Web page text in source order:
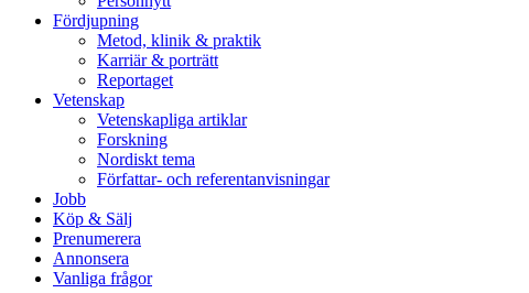
Fördjupning
Metod, klinik & praktik
Karriär & porträtt
Reportaget
Vetenskap
Vetenskapliga artiklar
Forskning
Nordiskt tema
Författar- och referentanvisningar
Jobb
Köp & Sälj
Prenumerera
Annonsera
Vanliga frågor